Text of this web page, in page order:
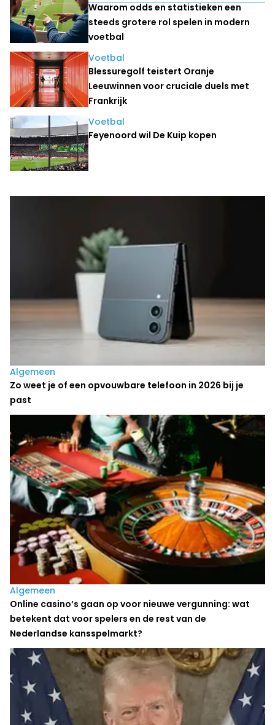
Waarom odds en statistieken een
steeds grotere rol spelen in modern
voetbal
Voetbal
Blessuregolf teistert Oranje
Leeuwinnen voor cruciale duels met
Frankrijk
Voetbal
Feyenoord wil De Kuip kopen
Laatste nieuws
Algemeen
Zo weet je of een opvouwbare telefoon in 2026 bij je
past
Algemeen
Online casino’s gaan op voor nieuwe vergunning: wat
betekent dat voor spelers en de rest van de
Nederlandse kansspelmarkt?